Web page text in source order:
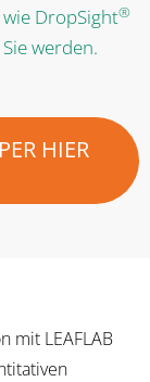
DropSight®
werden.
HIER
mit LEAFLAB